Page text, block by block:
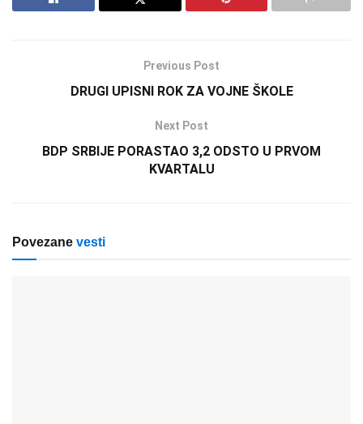
Previous Post
DRUGI UPISNI ROK ZA VOJNE ŠKOLE
Next Post
BDP SRBIJE PORASTAO 3,2 ODSTO U PRVOM
KVARTALU
Povezane vesti